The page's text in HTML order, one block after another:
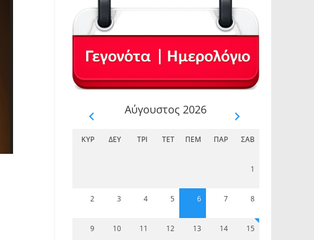
Αύγουστος 2026
ΚΥΡ ΔΕΥ ΤΡΊ ΤΕΤ ΠΈΜ ΠΑΡ ΣΆΒ
1
2 3 4 5 6 7 8
9 10 11 12 13 14 15